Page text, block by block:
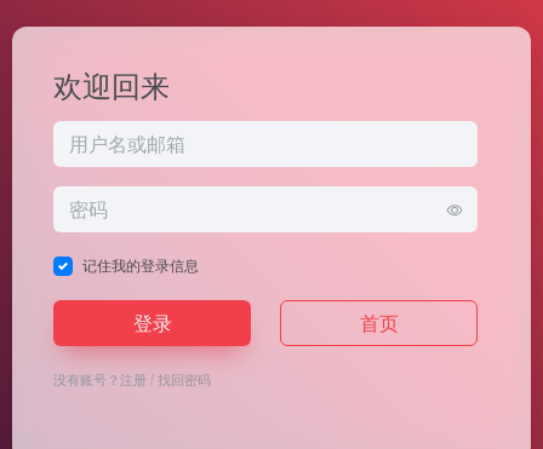
欢迎回来
记住我的登录信息
登录 首页
没有账号？注册/找回密码